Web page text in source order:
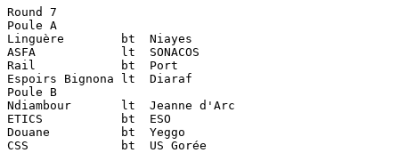
Round 7
Poule A
Linguère	bt  Niayes
ASFA		lt  SONACOS
Rail		bt  Port
Espoirs Bignona	lt  Diaraf
Poule B
Ndiambour	lt  Jeanne d'Arc
ETICS		bt  ESO
Douane		bt  Yeggo
CSS		bt  US Gorée